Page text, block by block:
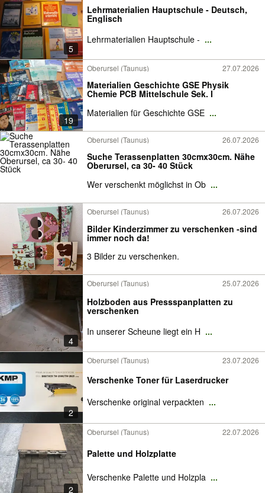
5
Lehrmaterialien Hauptschule - Deutsch,
Englisch
Lehrmaterialien Hauptschule - ...
19
Oberursel (Taunus) 27.07.2026
Materialien Geschichte GSE Physik
Chemie PCB Mittelschule Sek. I
Materialien für Geschichte GSE ...
Oberursel (Taunus) 26.07.2026
Suche Terassenplatten 30cmx30cm. Nähe
Oberursel, ca 30- 40 Stück
Wer verschenkt möglichst in Ob ...
Oberursel (Taunus) 26.07.2026
Bilder Kinderzimmer zu verschenken -sind
immer noch da!
3 Bilder zu verschenken.
4
Oberursel (Taunus) 25.07.2026
Holzboden aus Pressspanplatten zu
verschenken
In unserer Scheune liegt ein H ...
2
Oberursel (Taunus) 23.07.2026
Verschenke Toner für Laserdrucker
Verschenke original verpackten ...
2
Oberursel (Taunus) 22.07.2026
Palette und Holzplatte
Verschenke Palette und Holzpla ...